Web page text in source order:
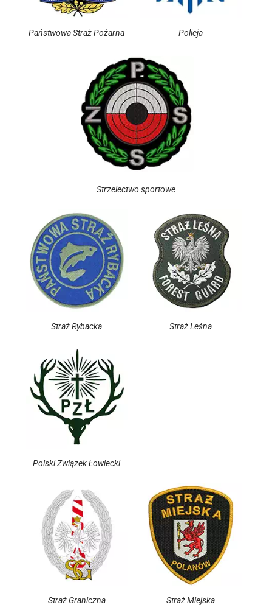
Państwowa Straż Pożarna Policja
Strzelectwo sportowe
Straż Rybacka Straż Leśna
Polski Związek Łowiecki
Straż Graniczna Straż Miejska